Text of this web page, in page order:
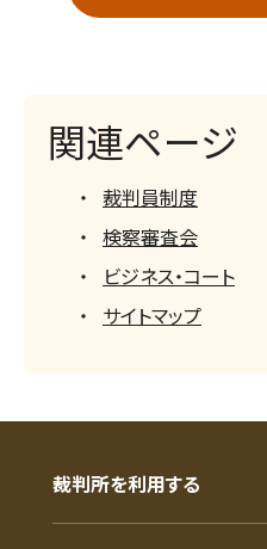
関連ページ
裁判員制度
検察審査会
ビジネス・コート
サイトマップ
裁判所を利用する